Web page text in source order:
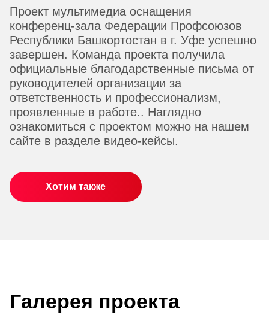
Проект мультимедиа оснащения
конференц-зала Федерации Профсоюзов
Республики Башкортостан в г. Уфе успешно
завершен. Команда проекта получила
официальные благодарственные письма от
руководителей организации за
ответственность и профессионализм,
проявленные в работе.. Наглядно
ознакомиться с проектом можно на нашем
сайте в разделе видео-кейсы.
Хотим также
Галерея проекта